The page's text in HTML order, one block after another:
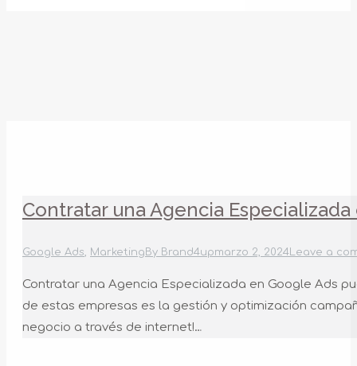
Contratar una Agencia
Google Ads, Marketing By Brand4upmarzo 2, 2024 Leave a
Contratar una Agencia Especializada en Google Ads
de estas empresas es la gestión y optimización
negocio a través de internet!…